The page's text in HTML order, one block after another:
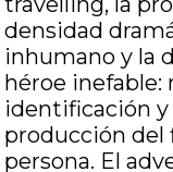
densidad
inhumano y la
héroe inefable:
identificación
producción del
persona. El